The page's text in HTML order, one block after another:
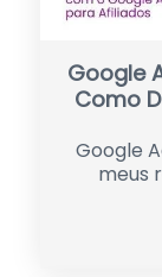
Google
Como
Google
meus